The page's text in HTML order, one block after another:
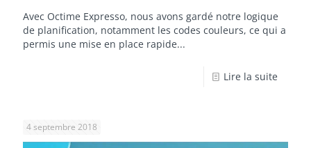
Avec Octime Expresso, nous avons gardé notre logique
de planification, notamment les codes couleurs, ce qui a
permis une mise en place rapide...
Lire la suite
4 septembre 2018